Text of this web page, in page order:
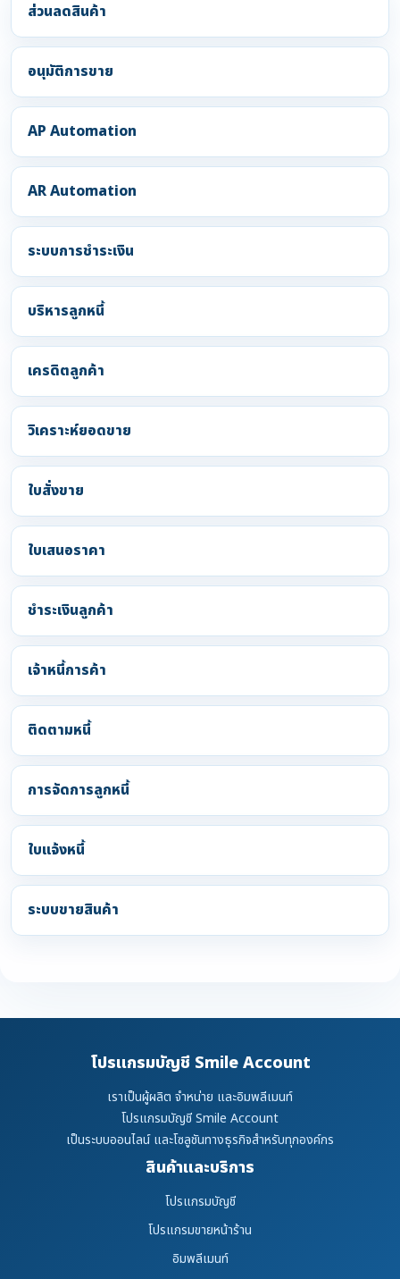
ส่วนลดสินค้า
อนุมัติการขาย
AP Automation
AR Automation
ระบบการชำระเงิน
บริหารลูกหนี้
เครดิตลูกค้า
วิเคราะห์ยอดขาย
ใบสั่งขาย
ใบเสนอราคา
ชำระเงินลูกค้า
เจ้าหนี้การค้า
ติดตามหนี้
การจัดการลูกหนี้
ใบแจ้งหนี้
ระบบขายสินค้า
โปรแกรมบัญชี Smile Account
เราเป็นผู้ผลิต จำหน่าย และอิมพลีเมนท์
โปรแกรมบัญชี Smile Account
เป็นระบบออนไลน์ และโซลูชันทางธุรกิจสำหรับทุกองค์กร
สินค้าและบริการ
โปรแกรมบัญชี
โปรแกรมขายหน้าร้าน
อิมพลีเมนท์